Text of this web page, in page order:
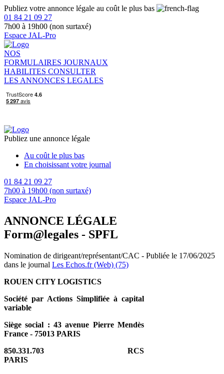
Publiez votre annonce légale au coût le plus bas
01 84 21 09 27
7h00 à 19h00 (non surtaxé)
Espace JAL-Pro
NOS
FORMULAIRES JOURNAUX
HABILITES CONSULTER
LES ANNONCES LEGALES
Publiez une annonce légale
Au coût le plus bas
En choisissant votre journal
01 84 21 09 27
7h00 à 19h00 (non surtaxé)
Espace JAL-Pro
ANNONCE LÉGALE
Form@legales - SPFL
Nomination de dirigeant/représentant/CAC - Publiée le 17/06/2025
dans le journal Les Echos.fr (Web) (75)
ROUEN CITY LOGISTICS
Société par Actions Simplifiée à capital
variable
Siège social : 43 avenue Pierre Mendès
France - 75013 PARIS
850.331.703 RCS
PARIS